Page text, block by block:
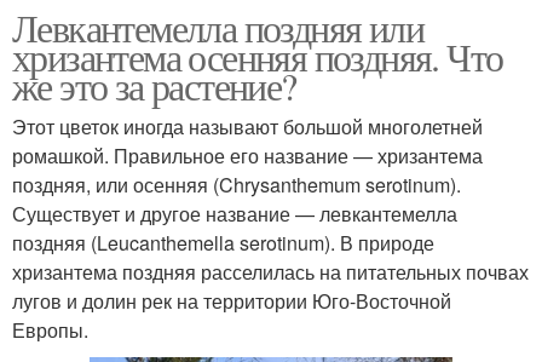
Левкантемелла поздняя или
хризантема осенняя поздняя. Что
же это за растение?
Этот цветок иногда называют большой многолетней
ромашкой. Правильное его название — хризантема
поздняя, или осенняя (Chrysanthemum serotinum).
Существует и другое название — левкантемелла
поздняя (Leucanthemella serotinum). В природе
хризантема поздняя расселилась на питательных почвах
лугов и долин рек на территории Юго-Восточной
Европы.